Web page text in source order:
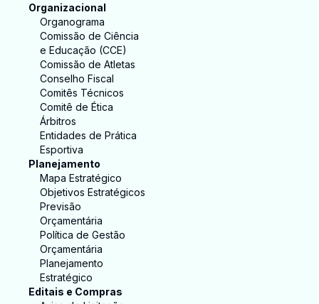
Organizacional
Organograma
Comissão de Ciência
e Educação (CCE)
Comissão de Atletas
Conselho Fiscal
Comitês Técnicos
Comitê de Ética
Árbitros
Entidades de Prática
Esportiva
Planejamento
Mapa Estratégico
Objetivos Estratégicos
Previsão
Orçamentária
Política de Gestão
Orçamentária
Planejamento
Estratégico
Editais e Compras